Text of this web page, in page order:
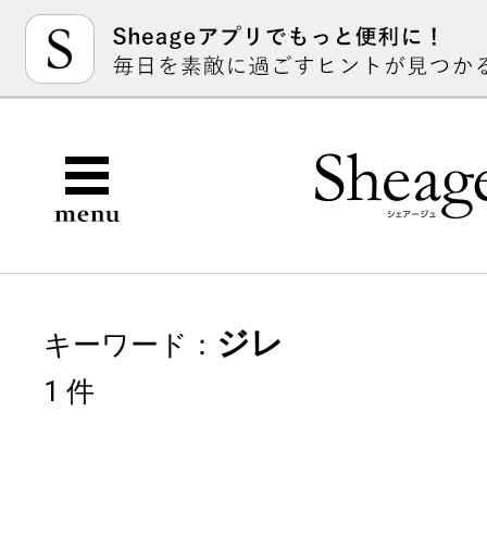
キーワード： ジレ
1 件